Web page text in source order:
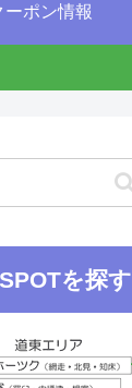
ーポン情報
を探す